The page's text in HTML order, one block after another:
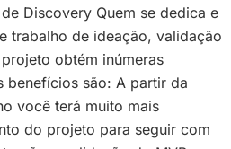
Discovery Quem se dedica e
trabalho de ideação, validação
obtém inúmeras
benefícios são: A partir da
você terá muito mais
do projeto para seguir com